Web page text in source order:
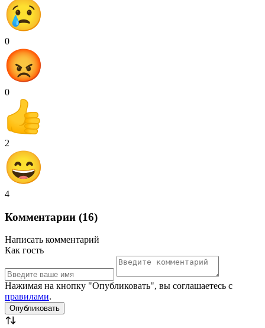
0
0
2
4
Комментарии (16)
Написать комментарий
Как гость
Нажимая на кнопку "Опубликовать", вы соглашаетесь с
правилами.